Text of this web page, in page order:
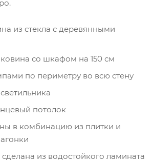
из стекла с деревянными
со шкафом на 150 см
по периметру во всю стену
потолок
в комбинацию из плитки и
из водостойкого ламината